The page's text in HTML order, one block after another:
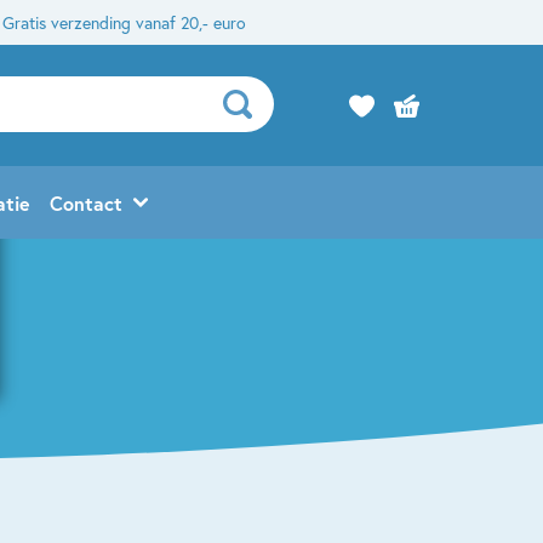
Gratis verzending vanaf 20,- euro
Contact